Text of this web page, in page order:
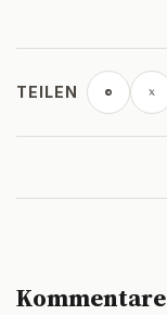
TEILEN
Kommentare